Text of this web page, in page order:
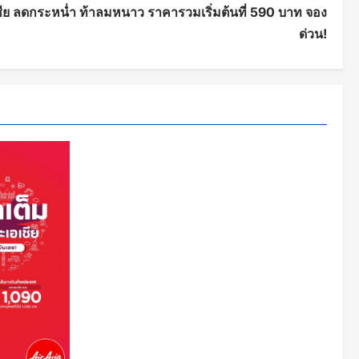
ย ลดกระหน่ำ ท้าลมหนาว ราคารวมเริ่มต้นที่ 590 บาท จอง
ด่วน!